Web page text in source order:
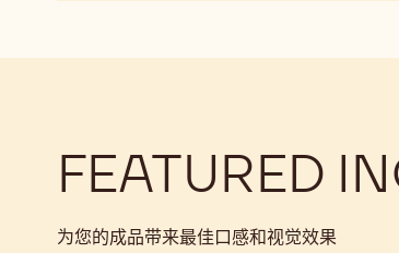
的
馅
料
FEATURED
为您的成品带来最佳口感和视觉效果